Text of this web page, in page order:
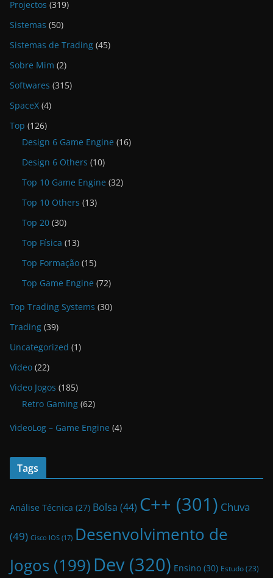
Projectos (319)
Sistemas (50)
Sistemas de Trading (45)
Sobre Mim (2)
Softwares (315)
SpaceX (4)
Top (126)
Design 6 Game Engine (16)
Design 6 Others (10)
Top 10 Game Engine (32)
Top 10 Others (13)
Top 20 (30)
Top Física (13)
Top Formação (15)
Top Game Engine (72)
Top Trading Systems (30)
Trading (39)
Uncategorized (1)
Vídeo (22)
Video Jogos (185)
Retro Gaming (62)
VideoLog – Game Engine (4)
Tags
Análise Técnica (27) Bolsa (44) C++ (301) Chuva
(49) Cisco IOS (17) Desenvolvimento de
Jogos (199)Dev(320) Ensino (30) Estudo(23)